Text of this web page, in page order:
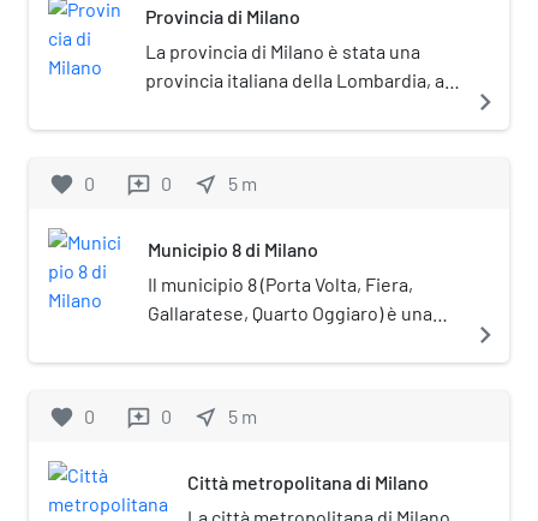
Provincia di Milano
La provincia di Milano è stata una
provincia italiana della Lombardia, a
metropolitana di Milano succedendo
navigate_next
favorite 0 reviews 0 near_me 5 m
Municipio 8 di Milano
Il municipio 8 (Porta Volta, Fiera,
Gallaratese, Quarto Oggiaro) è una
Milano. La sede del Consiglio si trova
estende dal centro cittadino verso
navigate_next
favorite 0 reviews 0 near_me 5 m
Città metropolitana di Milano